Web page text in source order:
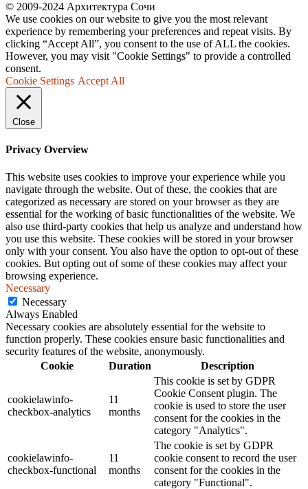
© 2009-2024 Архитектура Сочи
We use cookies on our website to give you the most relevant
experience by remembering your preferences and repeat visits. By
clicking “Accept All”, you consent to the use of ALL the cookies.
However, you may visit "Cookie Settings" to provide a controlled
consent.
Cookie Settings Accept All
Close
Privacy Overview
This website uses cookies to improve your experience while you
navigate through the website. Out of these, the cookies that are
categorized as necessary are stored on your browser as they are
essential for the working of basic functionalities of the website. We
also use third-party cookies that help us analyze and understand how
you use this website. These cookies will be stored in your browser
only with your consent. You also have the option to opt-out of these
cookies. But opting out of some of these cookies may affect your
browsing experience.
Necessary
Necessary
Always Enabled
Necessary cookies are absolutely essential for the website to
function properly. These cookies ensure basic functionalities and
security features of the website, anonymously.
Cookie
Duration Description
cookielawinfo-
checkbox-analytics
11
months
This cookie is set by GDPR
Cookie Consent plugin. The
cookie is used to store the user
consent for the cookies in the
category "Analytics".
cookielawinfo-
checkbox-functional
11
months
The cookie is set by GDPR
cookie consent to record the user
consent for the cookies in the
category "Functional".